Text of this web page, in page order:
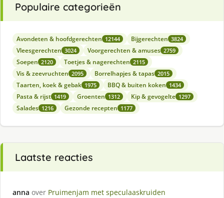
Populaire categorieën
Avondeten & hoofdgerechten 12144 Bijgerechten 3824
Vleesgerechten 3024 Voorgerechten & amuses 2759
Soepen 2120 Toetjes & nagerechten 2115
Vis & zeevruchten 2095 Borrelhapjes & tapas 2015
Taarten, koek & gebak 1975 BBQ & buiten koken 1434
Pasta & rijst 1419 Groenten 1312 Kip & gevogelte 1297
Salades 1216 Gezonde recepten 1177
Laatste reacties
anna over Pruimenjam met speculaaskruiden